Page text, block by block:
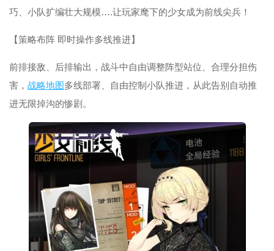
巧、小队扩编壮大规模….让玩家麾下的少女成为前线尖兵！
【策略布阵 即时操作多线推进】
前排接敌、后排输出，战斗中自由调整阵型站位、合理分担伤
害， 战略地图多线部署、自由控制小队推进，从此告别自动推
进无限掉沟的惨剧。